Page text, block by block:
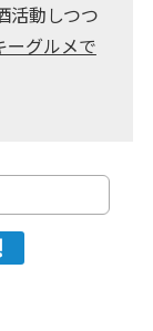
活動しつつ
グルメで